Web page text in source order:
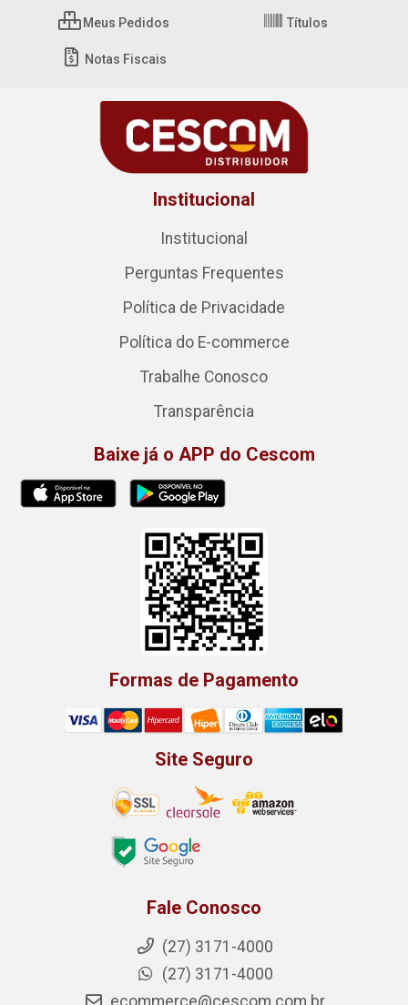
Meus Pedidos Títulos
Notas Fiscais
Institucional
Institucional
Perguntas Frequentes
Política de Privacidade
Política do E-commerce
Trabalhe Conosco
Transparência
Baixe já o APP do Cescom
Formas de Pagamento
Site Seguro
Fale Conosco
(27) 3171-4000
(27) 3171-4000
ecommerce@cescom.com.br